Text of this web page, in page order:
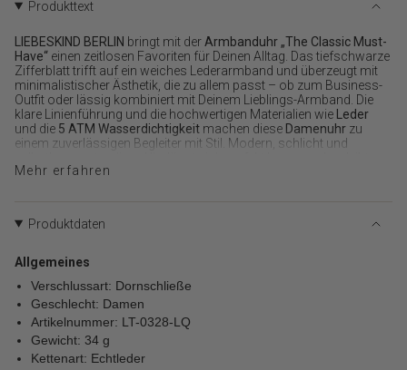
"decrease"=>"Menge
für
{{
product
}}
verringern",
"multiples_of"=>"Schritte
von
quantity
von
quantity
"maximum_of"=>"Maximum
von
{{
quantity
}}"}
Produkttext
LIEBESKIND BERLIN bringt mit der Armbanduhr „The Classic Must-
Have“ einen zeitlosen Favoriten für Deinen Alltag. Das tiefschwarze
Zifferblatt trifft auf ein weiches Lederarmband und überzeugt mit
minimalistischer Ästhetik, die zu allem passt – ob zum Business-
Outfit oder lässig kombiniert mit Deinem Lieblings-Armband. Die
klare Linienführung und die hochwertigen Materialien wie
Leder
und die 5 ATM Wasserdichtigkeit machen diese Damenuhr zu
einem zuverlässigen Begleiter mit Stil. Modern, schlicht und
Deinem Look eine edle Note.
Mehr erfahren
Produktdaten
Allgemeines
Verschlussart: Dornschließe
Geschlecht: Damen
Artikelnummer: LT-0328-LQ
Gewicht: 34 g
Kettenart: Echtleder